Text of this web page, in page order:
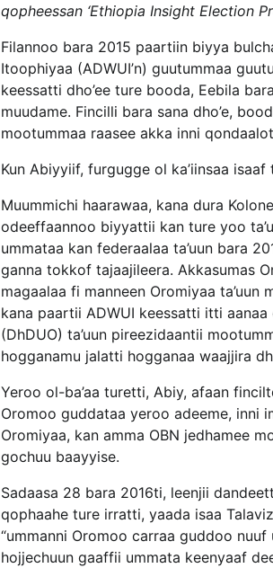
qopheessan ‘Ethiopia Insight Election
Filannoo bara 2015 paartiin biyya
Itoophiyaa (ADWUI’n) guutummaa
keessatti dho’ee ture booda, Eebila
muudame. Fincilli bara sana dho’e,
mootummaa raasee akka inni
Kun Abiyyiif, furgugge ol ka’iinsaa isaaf
Muummichi haarawaa, kana dura
odeeffaannoo biyyattii kan ture yoo
ummataa kan federaalaa ta’uun bara
ganna tokkof tajaajileera. Akkasumas
magaalaa fi manneen Oromiyaa
kana paartii ADWUI keessatti itti
(DhDUO) ta’uun pireezidaantii
hogganamu jalatti hogganaa waajjira
Yeroo ol-ba’aa turetti, Abiy, afaan
Oromoo guddataa yeroo adeeme, inni
Oromiyaa, kan amma OBN jedhamee
gochuu baayyise.
Sadaasa 28 bara 2016ti, leenjii
qophaahe ture irratti, yaada isaa
“ummanni Oromoo carraa guddoo
hojjechuun gaaffii ummata keenyaaf